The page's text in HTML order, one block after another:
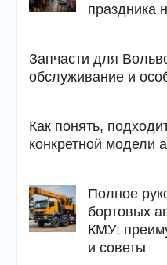
праздника
Запчасти для
обслуживание и
Как понять,
конкретной модели
Полное
бортовых
КМУ:
и советы